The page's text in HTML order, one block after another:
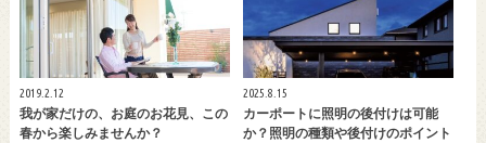
2019.2.12
我が家だけの、お庭のお花見、この
春から楽しみませんか？
2025.8.15
カーポートに照明の後付けは可能
か？照明の種類や後付けのポイント